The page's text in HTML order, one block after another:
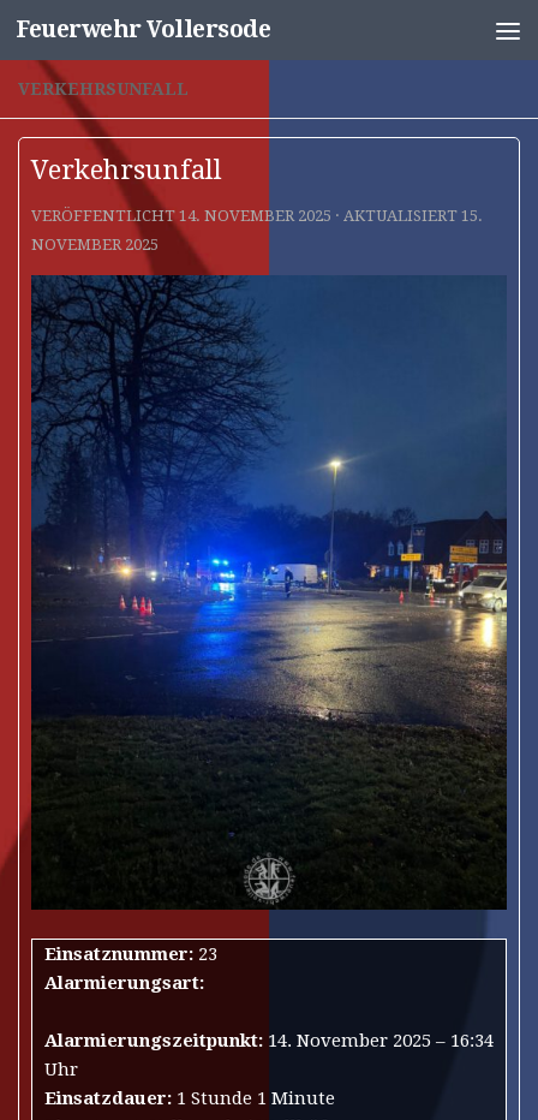
Unter dem Inhalt
Feuerwehr Vollersode
VERKEHRSUNFALL
Verkehrsunfall
VERÖFFENTLICHT 14. NOVEMBER 2025 · AKTUALISIERT 15.
NOVEMBER 2025
Einsatznummer: 23
Alarmierungsart:
Alarmierungszeitpunkt: 14. November 2025 – 16:34
Uhr
Einsatzdauer: 1 Stunde 1 Minute